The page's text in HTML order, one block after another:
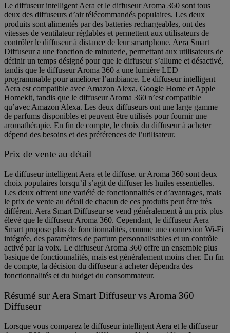
Le diffuseur intelligent Aera et le diffuseur Aroma 360 sont tous
deux des diffuseurs d’air télécommandés populaires. Les deux
produits sont alimentés par des batteries rechargeables, ont des
vitesses de ventilateur réglables et permettent aux utilisateurs de
contrôler le diffuseur à distance de leur smartphone. Aera Smart
Diffuseur a une fonction de minuterie, permettant aux utilisateurs de
définir un temps désigné pour que le diffuseur s’allume et désactivé,
tandis que le diffuseur Aroma 360 a une lumière LED
programmable pour améliorer l’ambiance. Le diffuseur intelligent
Aera est compatible avec Amazon Alexa, Google Home et Apple
Homekit, tandis que le diffuseur Aroma 360 n’est compatible
qu’avec Amazon Alexa. Les deux diffuseurs ont une large gamme
de parfums disponibles et peuvent être utilisés pour fournir une
aromathérapie. En fin de compte, le choix du diffuseur à acheter
dépend des besoins et des préférences de l’utilisateur.
Prix ​​de vente au détail
Le diffuseur intelligent Aera et le diffuse. ur Aroma 360 sont deux
choix populaires lorsqu’il s’agit de diffuser les huiles essentielles.
Les deux offrent une variété de fonctionnalités et d’avantages, mais
le prix de vente au détail de chacun de ces produits peut être très
différent. Aera Smart Diffuseur se vend généralement à un prix plus
élevé que le diffuseur Aroma 360. Cependant, le diffuseur Aera
Smart propose plus de fonctionnalités, comme une connexion Wi-Fi
intégrée, des paramètres de parfum personnalisables et un contrôle
activé par la voix. Le diffuseur Aroma 360 offre un ensemble plus
basique de fonctionnalités, mais est généralement moins cher. En fin
de compte, la décision du diffuseur à acheter dépendra des
fonctionnalités et du budget du consommateur.
Résumé sur Aera Smart Diffuseur vs Aroma 360
Diffuseur
Lorsque vous comparez le diffuseur intelligent Aera et le diffuseur